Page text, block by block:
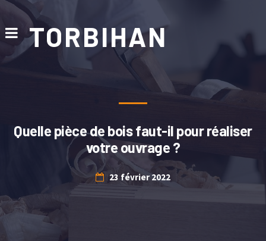
TORBIHAN
Quelle pièce de bois faut-il pour réaliser
votre ouvrage ?
23 février 2022